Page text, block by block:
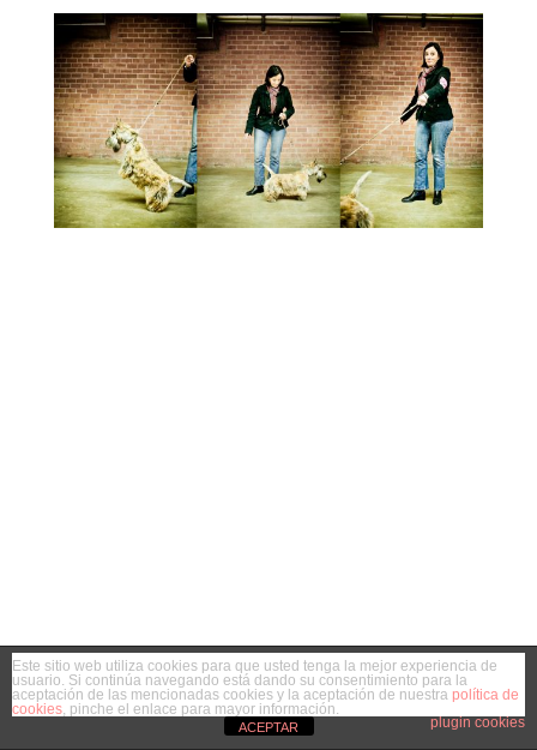
Este sitio web utiliza cookies para que usted tenga la mejor experiencia de
usuario. Si continúa navegando está dando su consentimiento para la
aceptación de las mencionadas cookies y la aceptación de nuestra política de
cookies, pinche el enlace para mayor información.
plugin cookies
ACEPTAR